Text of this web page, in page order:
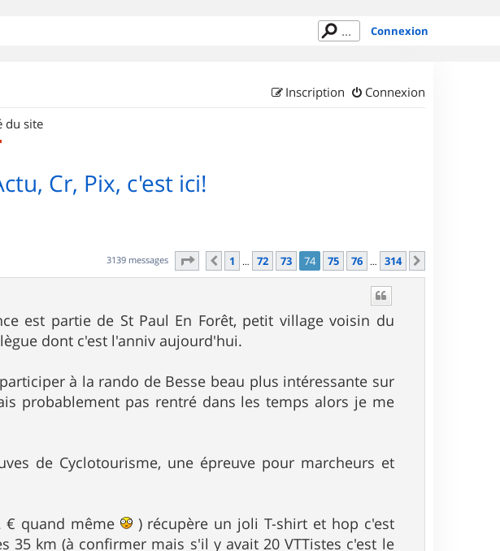
Connexion
Connexion
Inscription
du site
Cr, Pix, c'est ici!
3139 messages Page 74 sur 314
Précédent
1 … 72 73 74 75 76 … 314
est partie de St Paul En Forêt, petit village voisin du
dont c'est l'anniv aujourd'hui.
à la rando de Besse beau plus intéressante sur
probablement pas rentré dans les temps alors je me
de Cyclotourisme, une épreuve pour marcheurs et
€ quand même
) récupère un joli T-shirt et hop c'est
35 km (à confirmer mais s'il y avait 20 VTTistes c'est le